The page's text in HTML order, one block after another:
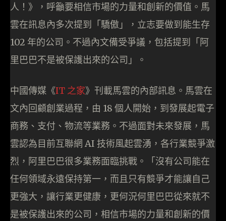
人！》，呼籲要相信市場的力量和創新的價值。馬
雲在訊息內多次提到「驕傲」，立志要做到能生存
102 年的公司。不過內文備受爭議，包括提到「阿
里巴巴不是被保護出來的公司」。
中國傳媒《IT 之家》刊載馬雲的內部訊息。馬雲在
文內回顧創業過程，由 18 個人開始，到發展起電子
商務、支付、物流等業務。不過面對未來發展，馬
雲認為目前互聯網 AI 技術風起雲湧，各行業競爭激
烈，阿里巴巴很多業務面臨挑戰。「沒有公司能在
任何領域永遠保持第一，而且只有競爭才能讓自己
更強大，讓行業更健康，更何況何里巴巴從來就不
是被保護出來的公司，相信市場的力量和創新的價